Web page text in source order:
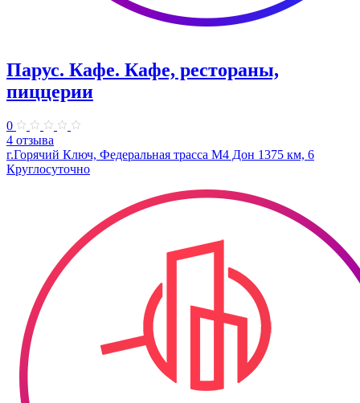
Парус. Кафе. Кафе, рестораны,
пиццерии
0
4 отзыва
г.Горячий Ключ, Федеральная трасса М4 Дон 1375 км, 6
Круглосуточно